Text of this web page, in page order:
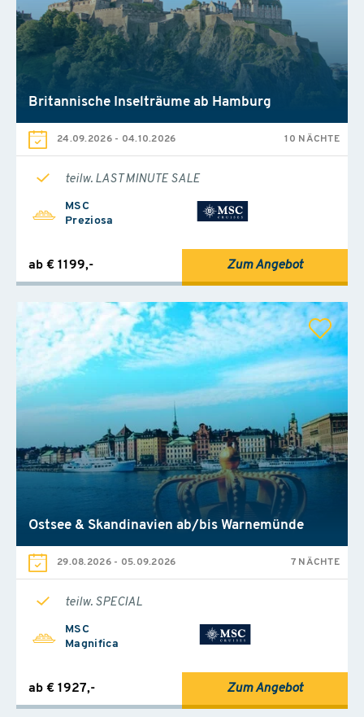
Britannische Inselträume ab Hamburg
24.09.2026- 04.10.2026 10 NÄCHTE
teilw. LAST MINUTE SALE
MSC
Preziosa
ab € 1199,- Zum Angebot
Ostsee & Skandinavien ab/bis Warnemünde
29.08.2026- 05.09.2026 7 NÄCHTE
teilw. SPECIAL
MSC
Magnifica
ab € 1927,- Zum Angebot